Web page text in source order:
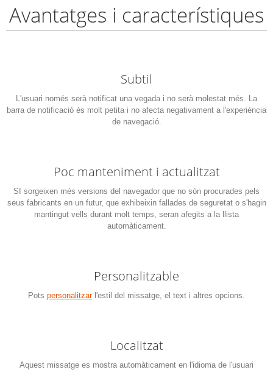
Avantatges i característiques
Subtil
L'usuari només serà notificat una vegada i no serà molestat més. La
barra de notificació és molt petita i no afecta negativament a l'experiència
de navegació.
Poc manteniment i actualitzat
SI sorgeixen més versions del navegador que no són procurades pels
seus fabricants en un futur, que exhibeixin fallades de seguretat o s'hagin
mantingut vells durant molt temps, seran afegits a la llista
automàticament.
Personalitzable
Pots personalitzarl'estil del missatge, el text i altres opcions.
Localitzat
Aquest missatge es mostra automàticament en l'idioma de l'usuari